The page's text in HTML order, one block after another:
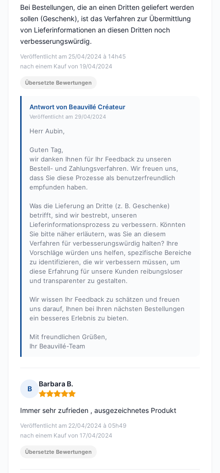
Veröffentlicht am 25/04/2024 à 14h45
nach einem Kauf von 19/04/2024
Bei Bestellungen, die an einen Dritten geliefert werden
sollen (Geschenk), ist das Verfahren zur Übermittlung
von Lieferinformationen an diesen Dritten noch
verbesserungswürdig.
Übersetzte Bewertungen
Antwort von Beauvillé Créateur
Veröffentlicht am 29/04/2024
Herr Aubin,
Guten Tag,
wir danken Ihnen für Ihr Feedback zu unseren
Bestell- und Zahlungsverfahren. Wir freuen uns,
dass Sie diese Prozesse als benutzerfreundlich
empfunden haben.
Was die Lieferung an Dritte (z. B. Geschenke)
betrifft, sind wir bestrebt, unseren
Lieferinformationsprozess zu verbessern. Könnten
Sie bitte näher erläutern, was Sie an diesem
Verfahren für verbesserungswürdig halten? Ihre
Vorschläge würden uns helfen, spezifische Bereiche
zu identifizieren, die wir verbessern müssen, um
diese Erfahrung für unsere Kunden reibungsloser
und transparenter zu gestalten.
Wir wissen Ihr Feedback zu schätzen und freuen
uns darauf, Ihnen bei Ihren nächsten Bestellungen
ein besseres Erlebnis zu bieten.
Mit freundlichen Grüßen,
Ihr Beauvillé-Team
B
Barbara B.
Hinweis: 5 von 5
Veröffentlicht am 22/04/2024 à 05h49
nach einem Kauf von 17/04/2024
Immer sehr zufrieden , ausgezeichnetes Produkt
Übersetzte Bewertungen